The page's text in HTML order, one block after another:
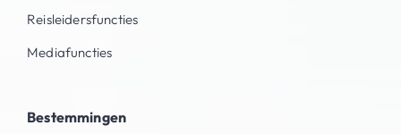
Reisleidersfuncties
Mediafuncties
Bestemmingen